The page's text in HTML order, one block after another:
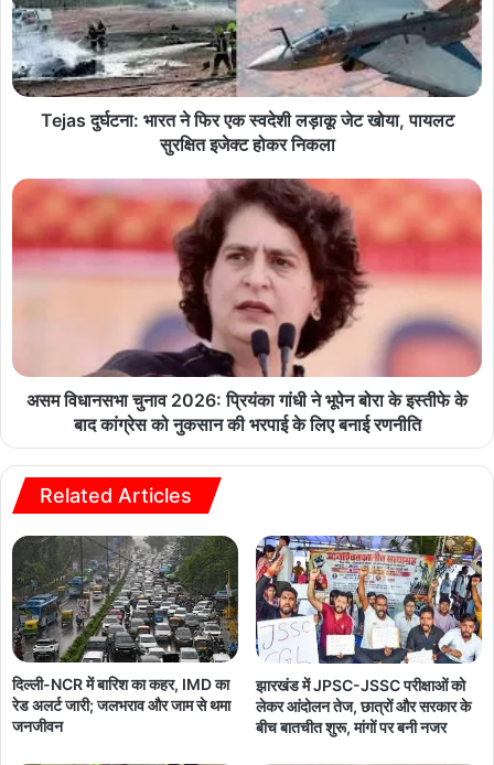
Tejas दुर्घटना: भारत ने फिर एक स्वदेशी लड़ाकू जेट खोया, पायलट
सुरक्षित इजेक्ट होकर निकला
असम विधानसभा चुनाव 2026: प्रियंका गांधी ने भूपेन बोरा के इस्तीफे के
बाद कांग्रेस को नुकसान की भरपाई के लिए बनाई रणनीति
Related Articles
दिल्ली-NCR में बारिश का कहर, IMD का
रेड अलर्ट जारी; जलभराव और जाम से थमा
जनजीवन
झारखंड में JPSC-JSSC परीक्षाओं को
लेकर आंदोलन तेज, छात्रों और सरकार के
बीच बातचीत शुरू, मांगों पर बनी नजर